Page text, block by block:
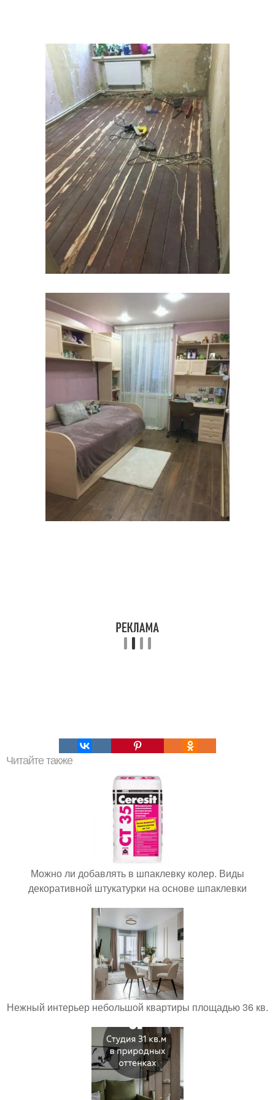
Читайте также
Можно ли добавлять в шпаклевку колер. Виды
декоративной штукатурки на основе шпаклевки
Нежный интерьер небольшой квартиры площадью 36 кв.